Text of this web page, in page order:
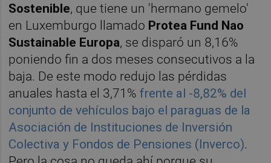
Sostenible, que tiene un 'hermano gemelo'
en Luxemburgo llamado Protea Fund Nao
Sustainable Europa, se disparó un 8,16%
poniendo fin a dos meses consecutivos a la
baja. De este modo redujo las pérdidas
anuales hasta el 3,71% frente al -8,82% del
conjunto de vehículos bajo el paraguas de la
Asociación de Instituciones de Inversión
Colectiva y Fondos de Pensiones (Inverco).